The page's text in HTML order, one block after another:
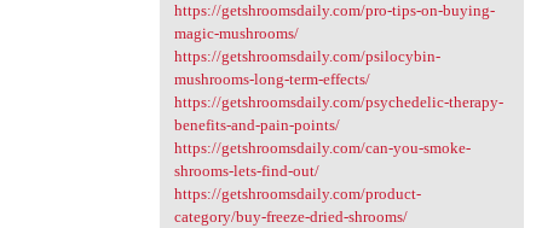
https://getshroomsdaily.com/pro-tips-on-buying-
magic-mushrooms/
https://getshroomsdaily.com/psilocybin-
mushrooms-long-term-effects/
https://getshroomsdaily.com/psychedelic-therapy-
benefits-and-pain-points/
https://getshroomsdaily.com/can-you-smoke-
shrooms-lets-find-out/
https://getshroomsdaily.com/product-
category/buy-freeze-dried-shrooms/